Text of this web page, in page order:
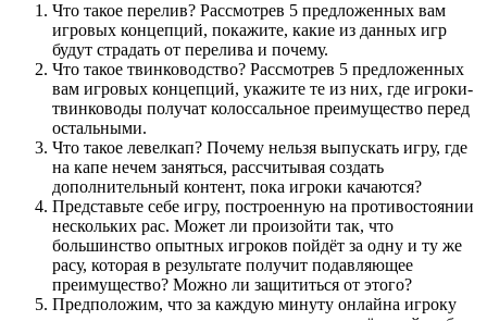
Что такое перелив? Рассмотрев 5 предложенных вам
игровых концепций, покажите, какие из данных игр
будут страдать от перелива и почему.
Что такое твинководство? Рассмотрев 5 предложенных
вам игровых концепций, укажите те из них, где игроки-
твинководы получат колоссальное преимущество перед
остальными.
Что такое левелкап? Почему нельзя выпускать игру, где
на капе нечем заняться, рассчитывая создать
дополнительный контент, пока игроки качаются?
Представьте себе игру, построенную на противостоянии
нескольких рас. Может ли произойти так, что
большинство опытных игроков пойдёт за одну и ту же
расу, которая в результате получит подавляющее
преимущество? Можно ли защититься от этого?
Предположим, что за каждую минуту онлайна игроку